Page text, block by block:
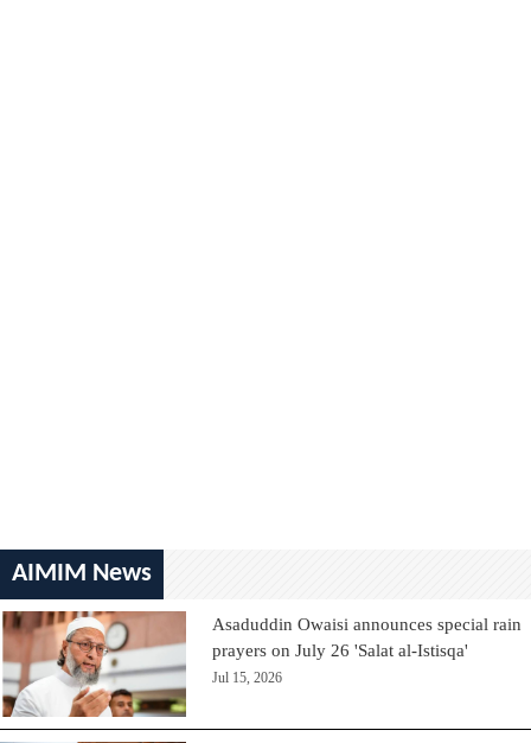
AIMIM News
Asaduddin Owaisi announces special rain
prayers on July 26 'Salat al-Istisqa'
Jul 15, 2026